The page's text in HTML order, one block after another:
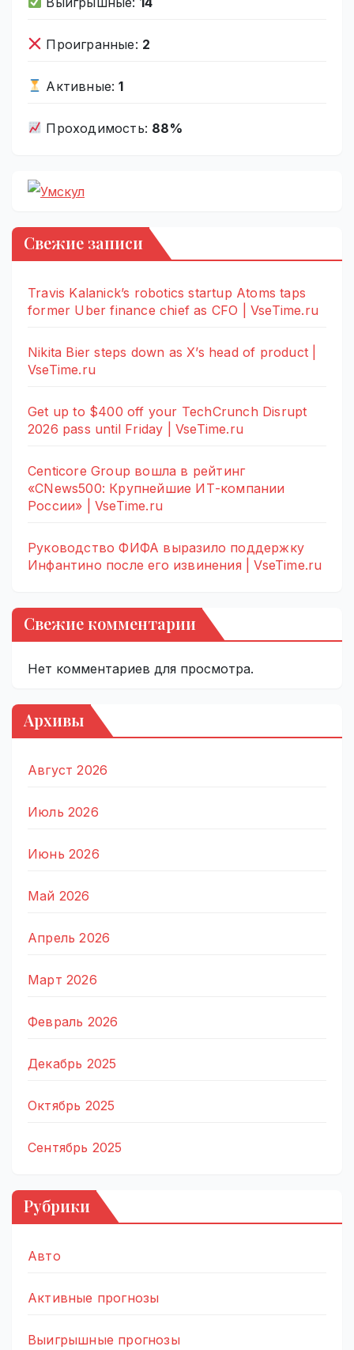
Проигранные: 2
Активные:1
Проходимость: 88%
Свежие записи
Travis Kalanick’s robotics startup Atoms taps
former Uber finance chief as CFO | VseTime.ru
Nikita Bier steps down as X’s head of product |
VseTime.ru
Get up to $400 off your TechCrunch Disrupt
2026 pass until Friday | VseTime.ru
Centicore Group вошла в рейтинг
«CNews500: Крупнейшие ИТ-компании
России» | VseTime.ru
Руководство ФИФА выразило поддержку
Инфантино после его извинения | VseTime.ru
Свежие комментарии
Нет комментариев для просмотра.
Архивы
Август 2026
Июль 2026
Июнь 2026
Май 2026
Апрель 2026
Март 2026
Февраль 2026
Декабрь 2025
Октябрь 2025
Сентябрь 2025
Рубрики
Авто
Активные прогнозы
Выигрышные прогнозы